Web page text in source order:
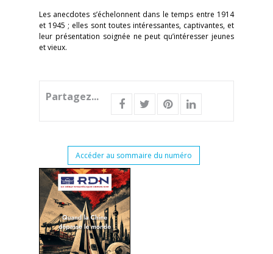
Les anecdotes s’échelonnent dans le temps entre 1914
et 1945 ; elles sont toutes intéressantes, captivantes, et
leur présentation soignée ne peut qu’intéresser jeunes
et vieux.
Partagez...
Accéder au sommaire du numéro